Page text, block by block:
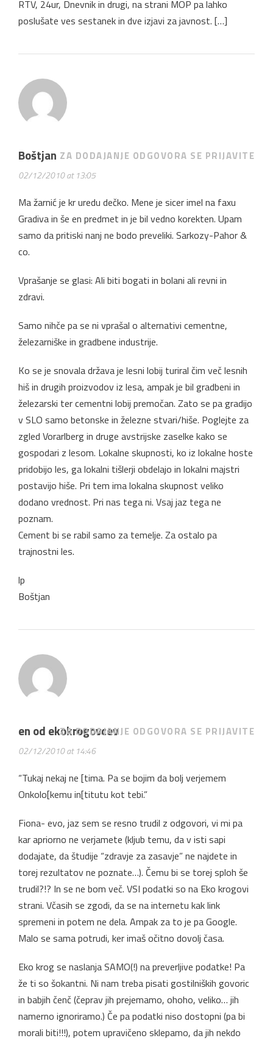
RTV, 24ur, Dnevnik in drugi, na strani MOP pa lahko
poslušate ves sestanek in dve izjavi za javnost. […]
Boštjan
02/12/2010 at 13:05
ZA DODAJANJE ODGOVORA SE PRIJAVITE
Ma žarnić je kr uredu dečko. Mene je sicer imel na faxu
Gradiva in še en predmet in je bil vedno korekten. Upam
samo da pritiski nanj ne bodo preveliki. Sarkozy-Pahor &
co.
Vprašanje se glasi: Ali biti bogati in bolani ali revni in
zdravi.
Samo nihče pa se ni vprašal o alternativi cementne,
železarniške in gradbene industrije.
Ko se je snovala država je lesni lobij turiral čim več lesnih
hiš in drugih proizvodov iz lesa, ampak je bil gradbeni in
železarski ter cementni lobij premočan. Zato se pa gradijo
v SLO samo betonske in železne stvari/hiše. Poglejte za
zgled Vorarlberg in druge avstrijske zaselke kako se
gospodari z lesom. Lokalne skupnosti, ko iz lokalne hoste
pridobijo les, ga lokalni tišlerji obdelajo in lokalni majstri
postavijo hiše. Pri tem ima lokalna skupnost veliko
dodano vrednost. Pri nas tega ni. Vsaj jaz tega ne
poznam.
Cement bi se rabil samo za temelje. Za ostalo pa
trajnostni les.
lp
Boštjan
en od ekokrogovcev
02/12/2010 at 14:46
ZA DODAJANJE ODGOVORA SE PRIJAVITE
“Tukaj nekaj ne [tima. Pa se bojim da bolj verjemem
Onkolo[kemu in[titutu kot tebi.”
Fiona- evo, jaz sem se resno trudil z odgovori, vi mi pa
kar apriorno ne verjamete (kljub temu, da v isti sapi
dodajate, da študije “zdravje za zasavje” ne najdete in
torej rezultatov ne poznate…). Čemu bi se torej sploh še
trudil?!? In se ne bom več. VSI podatki so na Eko krogovi
strani. Včasih se zgodi, da se na internetu kak link
spremeni in potem ne dela. Ampak za to je pa Google.
Malo se sama potrudi, ker imaš očitno dovolj časa.
Eko krog se naslanja SAMO(!) na preverljive podatke! Pa
že ti so šokantni. Ni nam treba pisati gostilniških govoric
in babjih čenč (čeprav jih prejemamo, ohoho, veliko… jih
namerno ignoriramo.) Če pa podatki niso dostopni (pa bi
morali biti!!!), potem upravičeno sklepamo, da jih nekdo